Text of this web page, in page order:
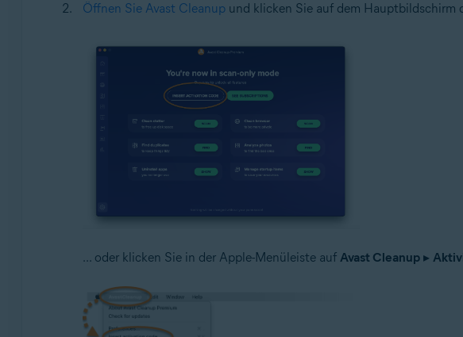
Öffnen Sie Avast Cleanupund klicken Sie auf dem Hauptbildschirm
... oder klicken Sie in der Apple-Menüleiste auf Avast Cleanup▸